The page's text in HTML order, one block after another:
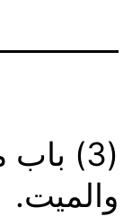
(3)
والميت.